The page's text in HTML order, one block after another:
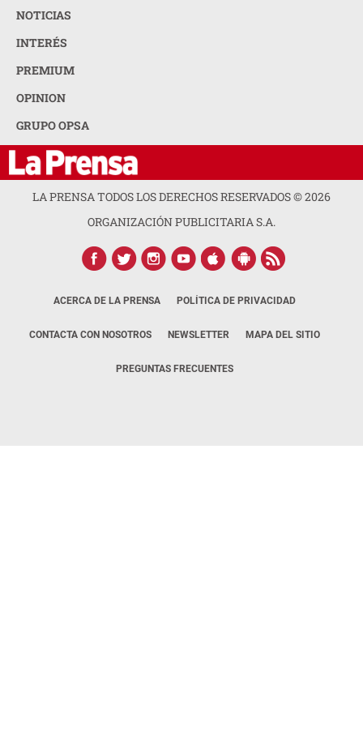
NOTICIAS
INTERÉS
PREMIUM
OPINION
GRUPO OPSA
LA PRENSA TODOS LOS DERECHOS RESERVADOS ©2026
ORGANIZACIÓN PUBLICITARIA S.A.
ACERCA DE LA PRENSA POLÍTICA DE PRIVACIDAD
CONTACTA CON NOSOTROS NEWSLETTER MAPA DEL SITIO
PREGUNTAS FRECUENTES